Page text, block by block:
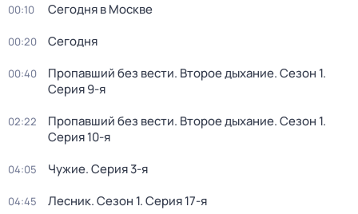
00:10 Сегодня в Москве
00:20 Сегодня
00:40 Пропавший без вести. Второе дыхание. Сезон 1.
Серия 9-я
02:22 Пропавший без вести. Второе дыхание. Сезон 1.
Серия 10-я
04:05 Чужие. Серия 3-я
04:45 Лесник. Сезон 1. Серия 17-я